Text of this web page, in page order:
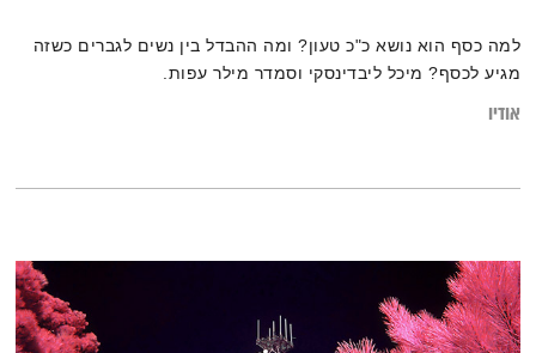
למה כסף הוא נושא כ"כ טעון? ומה ההבדל בין נשים לגברים כשזה
מגיע לכסף? מיכל ליבדינסקי וסמדר מילר עפות.
אודיו